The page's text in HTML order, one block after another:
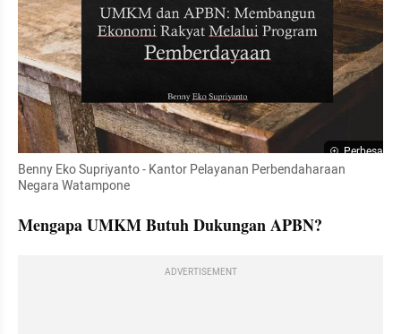
Perbesar
Benny Eko Supriyanto - Kantor Pelayanan Perbendaharaan
Negara Watampone
Mengapa UMKM Butuh Dukungan APBN?
ADVERTISEMENT